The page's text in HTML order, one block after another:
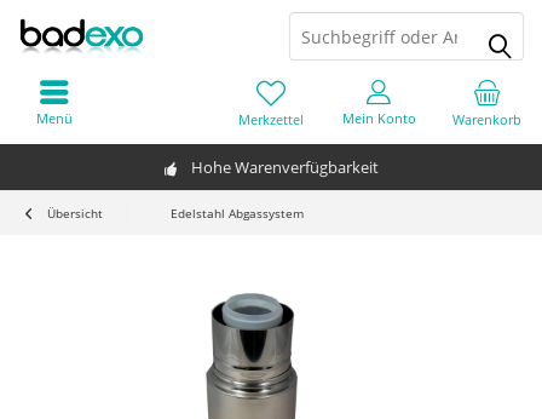
Hohe Warenverfügbarkeit
Warenkorb
Merkzettel Mein Konto
Menü
Übersicht Edelstahl Abgassystem